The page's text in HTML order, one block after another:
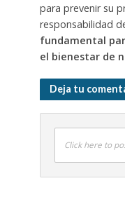
para prevenir su
responsabilidad
fundamental
el bienestar de
Deja tu
Click here to